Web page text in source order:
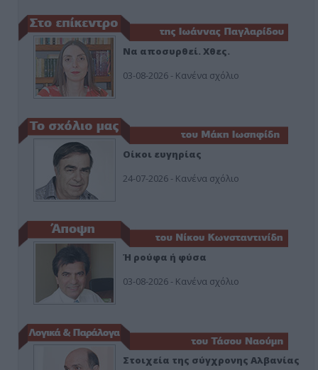
Να αποσυρθεί. Χθες.
03-08-2026 - Κανένα σχόλιο
Οίκοι ευγηρίας
24-07-2026 - Κανένα σχόλιο
Ή ρούφα ή φύσα
03-08-2026 - Κανένα σχόλιο
Στοιχεία της σύγχρονης Αλβανίας